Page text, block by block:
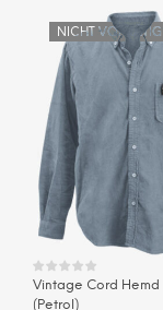
NICHT VORRÄTIG
Vintage Cord Hemd
(Petrol)